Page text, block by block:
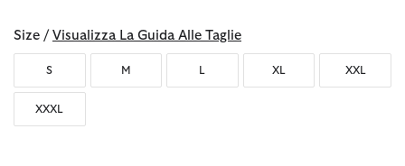
Size / Visualizza La Guida Alle Taglie
S M L XL XXL
XXXL